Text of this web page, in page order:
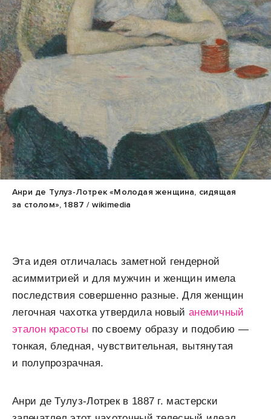
Анри де Тулуз-Лотрек «Молодая женщина, сидящая
за столом», 1887 / wikimedia
Эта идея отличалась заметной гендерной
асиммитрией и для мужчин и женщин имела
последствия совершенно разные. Для женщин
легочная чахотка утвердила новый анемичный
эталон красоты по своему образу и подобию —
тонкая, бледная, чувствительная, вытянутая
и полупрозрачная.
Анри де Тулуз-Лотрек в 1887 г. мастерски